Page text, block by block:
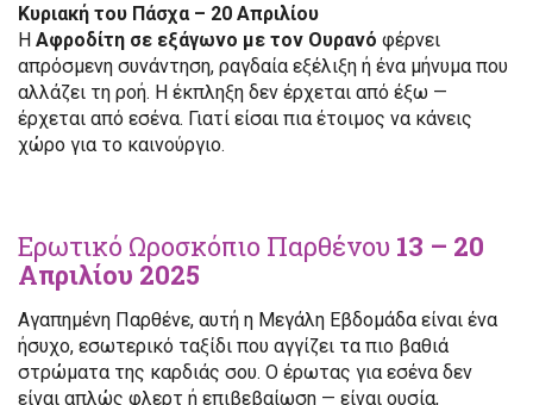
Κυριακή του Πάσχα – 20 Απριλίου
Η Αφροδίτη σε εξάγωνο με τον Ουρανό φέρνει
απρόσμενη συνάντηση, ραγδαία εξέλιξη ή ένα μήνυμα που
αλλάζει τη ροή. Η έκπληξη δεν έρχεται από έξω —
έρχεται από εσένα. Γιατί είσαι πια έτοιμος να κάνεις
χώρο για το καινούργιο.
Ερωτικό Ωροσκόπιο Παρθένου 13 – 20
Απριλίου 2025
Αγαπημένη Παρθένε, αυτή η Μεγάλη Εβδομάδα είναι ένα
ήσυχο, εσωτερικό ταξίδι που αγγίζει τα πιο βαθιά
στρώματα της καρδιάς σου. Ο έρωτας για εσένα δεν
είναι απλώς φλερτ ή επιβεβαίωση — είναι ουσία,